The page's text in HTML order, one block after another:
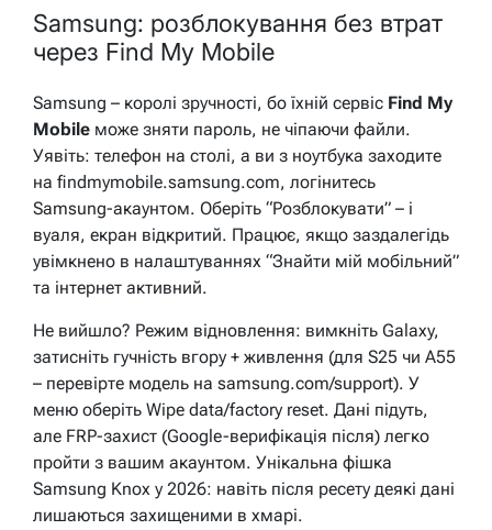
Samsung: розблокування без втрат
через Find My Mobile
Samsung – королі зручності, бо їхній сервіс Find My
Mobile може зняти пароль, не чіпаючи файли.
Уявіть: телефон на столі, а ви з ноутбука заходите
на findmymobile.samsung.com, логінитесь
Samsung-акаунтом. Оберіть “Розблокувати” – і
вуаля, екран відкритий. Працює, якщо заздалегідь
увімкнено в налаштуваннях “Знайти мій мобільний”
та інтернет активний.
Не вийшло? Режим відновлення: вимкніть Galaxy,
затисніть гучність вгору + живлення (для S25 чи A55
– перевірте модель на samsung.com/support). У
меню оберіть Wipe data/factory reset. Дані підуть,
але FRP-захист (Google-верифікація після) легко
пройти з вашим акаунтом. Унікальна фішка
Samsung Knox у 2026: навіть після ресету деякі дані
лишаються захищеними в хмарі.